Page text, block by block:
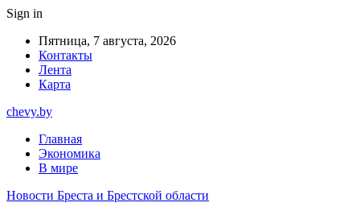
Sign in
Пятница, 7 августа, 2026
Контакты
Лента
Карта
chevy.by
Главная
Экономика
В мире
Новости Бреста и Брестской области